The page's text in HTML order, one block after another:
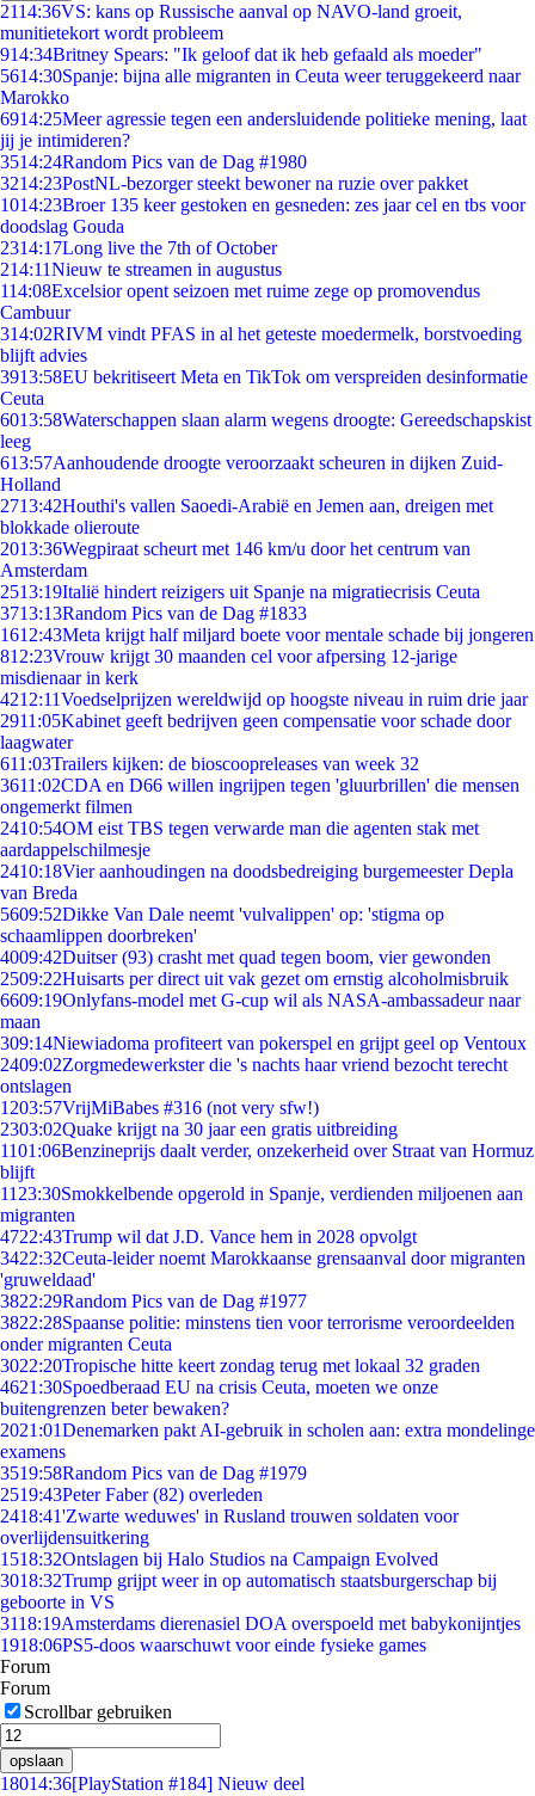
2114:36VS: kans op Russische aanval op NAVO-land groeit,
munitietekort wordt probleem
914:34Britney Spears: "Ik geloof dat ik heb gefaald als moeder"
5614:30Spanje: bijna alle migranten in Ceuta weer teruggekeerd naar
Marokko
6914:25Meer agressie tegen een andersluidende politieke mening, laat
jij je intimideren?
3514:24Random Pics van de Dag #1980
3214:23PostNL-bezorger steekt bewoner na ruzie over pakket
1014:23Broer 135 keer gestoken en gesneden: zes jaar cel en tbs voor
doodslag Gouda
2314:17Long live the 7th of October
214:11Nieuw te streamen in augustus
114:08Excelsior opent seizoen met ruime zege op promovendus
Cambuur
314:02RIVM vindt PFAS in al het geteste moedermelk, borstvoeding
blijft advies
3913:58EU bekritiseert Meta en TikTok om verspreiden desinformatie
Ceuta
6013:58Waterschappen slaan alarm wegens droogte: Gereedschapskist
leeg
613:57Aanhoudende droogte veroorzaakt scheuren in dijken Zuid-
Holland
2713:42Houthi's vallen Saoedi-Arabië en Jemen aan, dreigen met
blokkade olieroute
2013:36Wegpiraat scheurt met 146 km/u door het centrum van
Amsterdam
2513:19Italië hindert reizigers uit Spanje na migratiecrisis Ceuta
3713:13Random Pics van de Dag #1833
1612:43Meta krijgt half miljard boete voor mentale schade bij jongeren
812:23Vrouw krijgt 30 maanden cel voor afpersing 12-jarige
misdienaar in kerk
4212:11Voedselprijzen wereldwijd op hoogste niveau in ruim drie jaar
2911:05Kabinet geeft bedrijven geen compensatie voor schade door
laagwater
611:03Trailers kijken: de bioscoopreleases van week 32
3611:02CDA en D66 willen ingrijpen tegen 'gluurbrillen' die mensen
ongemerkt filmen
2410:54OM eist TBS tegen verwarde man die agenten stak met
aardappelschilmesje
2410:18Vier aanhoudingen na doodsbedreiging burgemeester Depla
van Breda
5609:52Dikke Van Dale neemt 'vulvalippen' op: 'stigma op
schaamlippen doorbreken'
4009:42Duitser (93) crasht met quad tegen boom, vier gewonden
2509:22Huisarts per direct uit vak gezet om ernstig alcoholmisbruik
6609:19Onlyfans-model met G-cup wil als NASA-ambassadeur naar
maan
309:14Niewiadoma profiteert van pokerspel en grijpt geel op Ventoux
2409:02Zorgmedewerkster die 's nachts haar vriend bezocht terecht
ontslagen
1203:57VrijMiBabes #316 (not very sfw!)
2303:02Quake krijgt na 30 jaar een gratis uitbreiding
1101:06Benzineprijs daalt verder, onzekerheid over Straat van Hormuz
blijft
11 23:30Smokkelbende opgerold in Spanje, verdienden miljoenen aan
migranten
4722:43Trump wil dat J.D. Vance hem in 2028 opvolgt
3422:32Ceuta-leider noemt Marokkaanse grensaanval door migranten
'gruweldaad'
3822:29Random Pics van de Dag #1977
3822:28Spaanse politie: minstens tien voor terrorisme veroordeelden
onder migranten Ceuta
3022:20Tropische hitte keert zondag terug met lokaal 32 graden
4621:30Spoedberaad EU na crisis Ceuta, moeten we onze
buitengrenzen beter bewaken?
2021:01Denemarken pakt AI-gebruik in scholen aan: extra mondelinge
examens
3519:58Random Pics van de Dag #1979
2519:43Peter Faber (82) overleden
2418:41'Zwarte weduwes' in Rusland trouwen soldaten voor
overlijdensuitkering
1518:32Ontslagen bij Halo Studios na Campaign Evolved
3018:32Trump grijpt weer in op automatisch staatsburgerschap bij
geboorte in VS
3118:19Amsterdams dierenasiel DOA overspoeld met babykonijntjes
1918:06PS5-doos waarschuwt voor einde fysieke games
Forum
Forum
Scrollbar gebruiken
opslaan
18014:36[PlayStation #184] Nieuw deel